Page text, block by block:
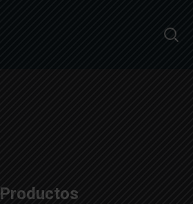
Productos